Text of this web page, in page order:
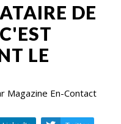
DE
LE
Magazine En-Contact